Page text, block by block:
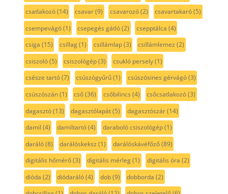
csatlakozó(14) csavar(9) csavarozó(2) csavartakaró(5)
csempevágó(1) csepegés gátló(2) csepptálca (4)
csiga (15) csillag(1) csillámlap(3) csillámlemez (2)
csiszoló(5) csiszológép(3) csukló persely(1)
csésze tartó(7) csúszógyűrű(1) csúszósines gérvágó(3)
csúszószán(1) cső(36) csőbilincs (4) csőcsatlakozó(3)
dagasztó(13) dagasztólapát(5) dagasztószár(14)
damil (4) damiltartó(4) daraboló csiszológép(1)
daráló(8) darálóskeksz (1) darálóskávéfőző(89)
digitális hőmérő(3) digitális mérleg(1) digitális óra (2)
dióda (2) diódaráló(4) dob(9) dobborda (2)